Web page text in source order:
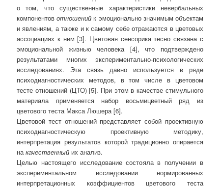
о том, что существенные характеристики невербальных
компонентовотношений к эмоционально значимым объектам
и явлениям, а также и к самому себе отражаются в цветовых
ассоциациях к ним [3]. Цветовая сенсорика тесно связана с
эмоциональной жизнью человека [4], что подтверждено
результатами многих экспериментально-психологических
исследованиях. Эта связь давно используется в ряде
психодиагностических методов, в том числе в цветовом
тесте отношений (ЦТО) [5]. При этом в качестве стимульного
материала применяется набор восьмицветный ряд из
цветового теста Макса Люшера [6].
Цветовой тест отношений представляет собой проективную
психодиагностическую проективную методику,
интерпретация результатов которой традиционно опирается
накачественный их анализ.
Целью настоящего исследование состояла в получении в
экспериментальном исследовании нормированных
интерпретационных коэффициентов цветового теста